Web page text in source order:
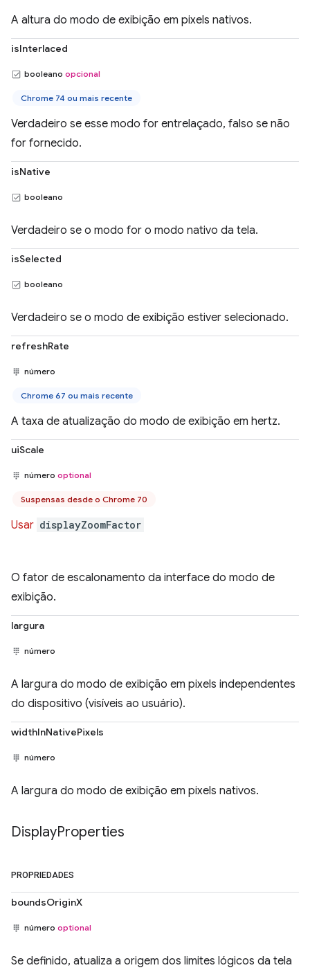
A altura do modo de exibição em pixels nativos.
isInterlaced
booleano opcional
Chrome 74 ou mais recente
Verdadeiro se esse modo for entrelaçado, falso se não
for fornecido.
isNative
booleano
Verdadeiro se o modo for o modo nativo da tela.
isSelected
booleano
Verdadeiro se o modo de exibição estiver selecionado.
refreshRate
número
Chrome 67 ou mais recente
A taxa de atualização do modo de exibição em hertz.
uiScale
número optional
Suspensas desde o Chrome 70
Usar displayZoomFactor
O fator de escalonamento da interface do modo de
exibição.
largura
número
A largura do modo de exibição em pixels independentes
do dispositivo (visíveis ao usuário).
widthInNativePixels
número
A largura do modo de exibição em pixels nativos.
DisplayProperties
PROPRIEDADES
boundsOriginX
número optional
Se definido, atualiza a origem dos limites lógicos da tela